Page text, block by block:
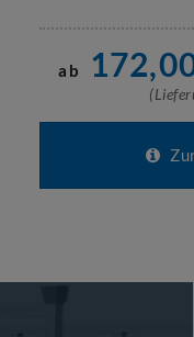
ab